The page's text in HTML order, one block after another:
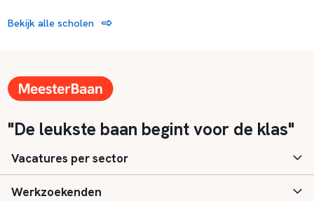
Bekijk alle scholen
"De leukste baan begint voor de klas"
Vacatures per sector
Basisonderwijs
Werkzoekenden